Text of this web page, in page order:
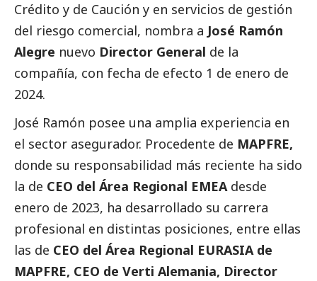
Crédito y de Caución y en servicios de gestión
del riesgo comercial, nombra a José Ramón
Alegre nuevo Director General de la
compañía, con fecha de efecto 1 de enero de
2024.
José Ramón posee una amplia experiencia en
el sector asegurador. Procedente de MAPFRE,
donde su responsabilidad más reciente ha sido
la de CEO del Área Regional EMEA desde
enero de 2023, ha desarrollado su carrera
profesional en distintas posiciones, entre ellas
las de CEO del Área Regional EURASIA de
MAPFRE, CEO de Verti Alemania, Director